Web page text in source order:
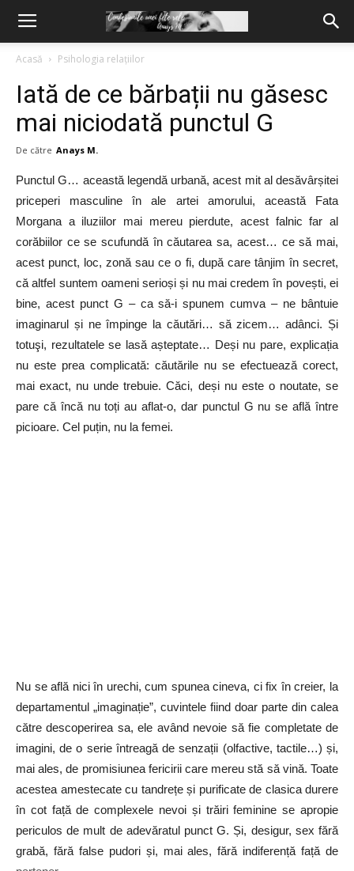
Acasă Psihologia relațiilor
Iată de ce bărbații nu găsesc
mai niciodată punctul G
De către Anays M.
Punctul G… această legendă urbană, acest mit al desăvârșitei
priceperi masculine în ale artei amorului, această Fata
Morgana a iluziilor mai mereu pierdute, acest falnic far al
corăbiilor ce se scufundă în căutarea sa, acest… ce să mai,
acest punct, loc, zonă sau ce o fi, după care tânjim în secret,
că altfel suntem oameni serioși și nu mai credem în povești, ei
bine, acest punct G – ca să-i spunem cumva – ne bântuie
imaginarul și ne împinge la căutări… să zicem… adânci. Și
totuşi, rezultatele se lasă așteptate… Deși nu pare, explicația
nu este prea complicată: căutările nu se efectuează corect,
mai exact, nu unde trebuie. Căci, deși nu este o noutate, se
pare că încă nu toți au aflat-o, dar punctul G nu se află între
picioare. Cel puțin, nu la femei.
Nu se află nici în urechi, cum spunea cineva, ci fix în creier, la
departamentul „imaginație”, cuvintele fiind doar parte din calea
către descoperirea sa, ele având nevoie să fie completate de
imagini, de o serie întreagă de senzații (olfactive, tactile…) și,
mai ales, de promisiunea fericirii care mereu stă să vină. Toate
acestea amestecate cu tandrețe și purificate de clasica durere
în cot față de complexele nevoi și trăiri feminine se apropie
periculos de mult de adevăratul punct G. Și, desigur, sex fără
grabă, fără false pudori și, mai ales, fără indiferență față de